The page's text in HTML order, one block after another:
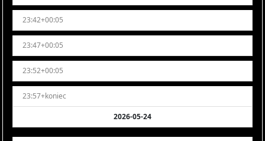
23:42+00:05
23:47+00:05
23:52+00:05
23:57+koniec
2026-05-24